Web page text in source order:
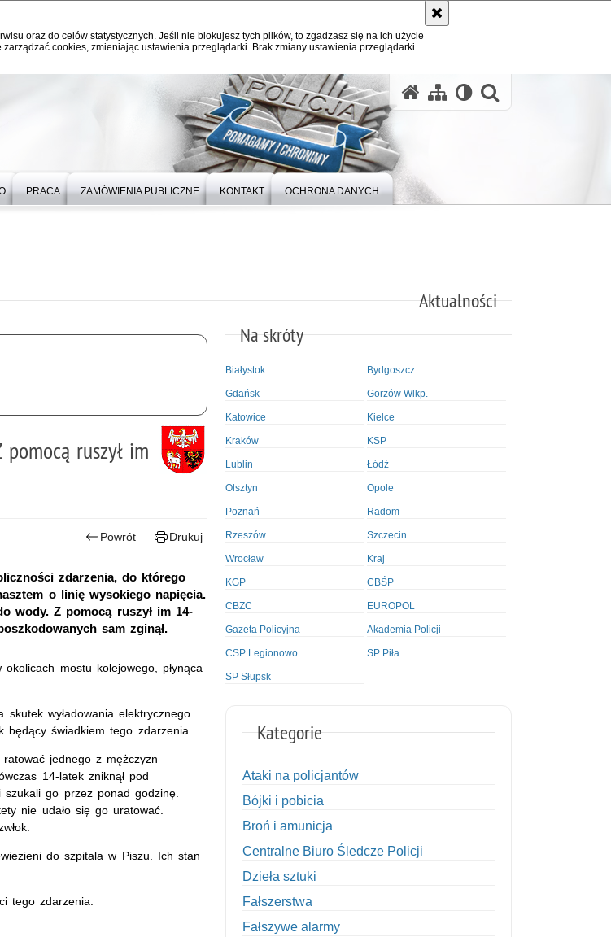
oraz do celów statystycznych. Jeśli nie blokujesz tych plików, to zgadzasz się na ich użycie
cookies, zmieniając ustawienia przeglądarki. Brak zmiany ustawienia przeglądarki
PRACA ZAMÓWIENIA PUBLICZNE KONTAKT OCHRONA DANYCH
Aktualności
ruszył im
Powrót Drukuj
zdarzenia, do którego
o linię wysokiego napięcia.
wody. Z pomocą ruszył im 14-
sam zginął.
mostu kolejowego, płynąca
skutek wyładowania elektrycznego
będący świadkiem tego zdarzenia.
ratować jednego z mężczyzn
14-latek zniknął pod
go przez ponad godzinę.
nie udało się go uratować.
do szpitala w Piszu. Ich stan
tego zdarzenia.
Na skróty
Białystok Bydgoszcz
Gdańsk Gorzów Wlkp.
Katowice Kielce
Kraków KSP
Lublin Łódź
Olsztyn Opole
Poznań Radom
Rzeszów Szczecin
Wrocław Kraj
KGP CBŚP
CBZC EUROPOL
Gazeta Policyjna Akademia Policji
CSP Legionowo SP Piła
SP Słupsk
Kategorie
Ataki na policjantów
Bójki i pobicia
Broń i amunicja
Centralne Biuro Śledcze Policji
Dzieła sztuki
Fałszerstwa
Fałszywe alarmy